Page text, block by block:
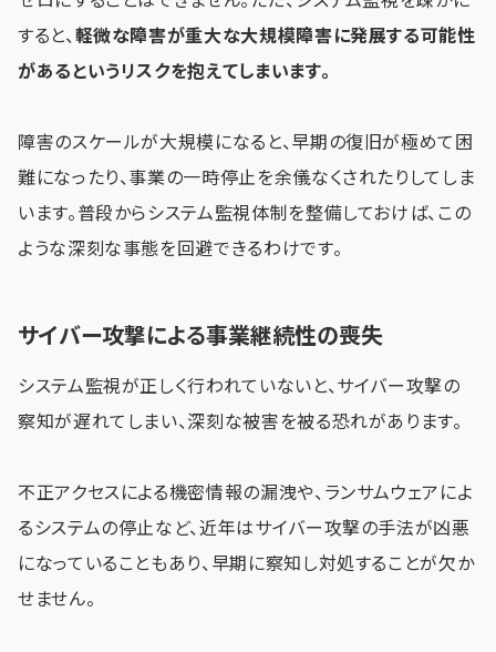
すると、 軽微な障害が重大な大規模障害に発展する可能性
があるというリスクを抱えてしまいます。
障害のスケールが大規模になると、早期の復旧が極めて困
難になったり、事業の一時停止を余儀なくされたりしてしま
います。普段からシステム監視体制を整備しておけば、この
ような深刻な事態を回避できるわけです。
サイバー攻撃による事業継続性の喪失
システム監視が正しく行われていないと、サイバー攻撃の
察知が遅れてしまい、深刻な被害を被る恐れがあります。
不正アクセスによる機密情報の漏洩や、ランサムウェアによ
るシステムの停止など、近年はサイバー攻撃の手法が凶悪
になっていることもあり、早期に察知し対処することが欠か
せません。